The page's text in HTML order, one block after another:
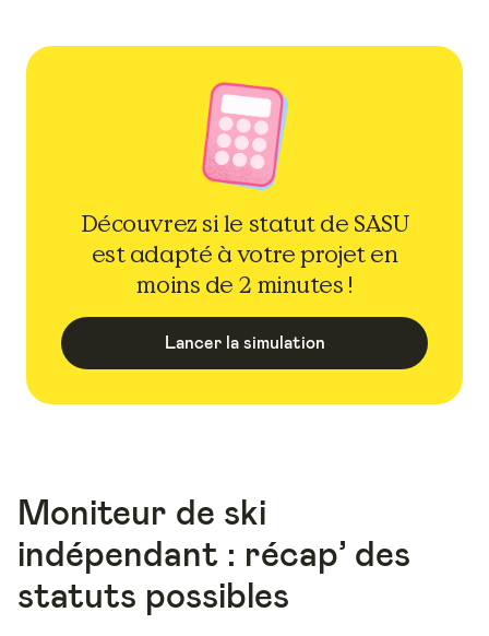
Découvrez si le statut de SASU
est adapté à votre projet en
moins de 2 minutes !
Lancer la simulation
Moniteur de ski
indépendant : récap’ des
statuts possibles